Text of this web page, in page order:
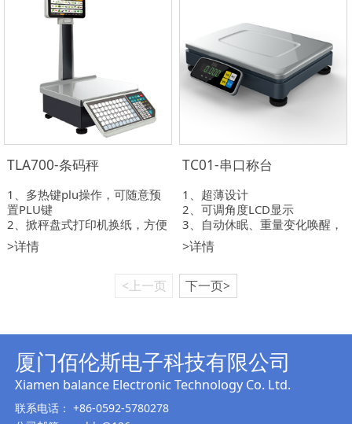
TLA700-条码秤
1、多热键plu操作，可随意预
置PLU键
2、掀秤盘式打印机换纸，方便
快捷
3、自动称重，可间隔累计销售
>详情
TC01-串口称台
1、超薄设计
2、可调角度LCD显示
3、自动休眠、重量变化唤醒，
超级省电
>详情
<上一页 下一页>
厦门佰伦斯电子科技有限公司
Xiamen balance Electronic Technology Co. Ltd.
联系电话： +86-0592-5780278